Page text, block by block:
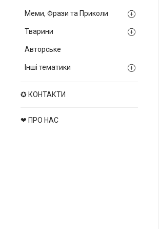
Меми, Фрази та Приколи
Тварини
Авторське
Інші тематики
✪ КОНТАКТИ
❤ ПРО НАС